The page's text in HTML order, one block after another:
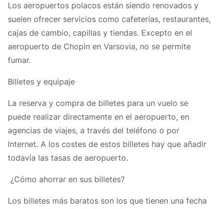
Los aeropuertos polacos están siendo renovados y
suelen ofrecer servicios como cafeterías, restaurantes,
cajas de cambio, capillas y tiendas. Excepto en el
aeropuerto de Chopin en Varsovia, no se permite
fumar.
Billetes y equipaje
La reserva y compra de billetes para un vuelo se
puede realizar directamente en el aeropuerto, en
agencias de viajes, a través del teléfono o por
Internet. A los costes de estos billetes hay que añadir
todavía las tasas de aeropuerto.
¿Cómo ahorrar en sus billetes?
Los billetes más baratos son los que tienen una fecha